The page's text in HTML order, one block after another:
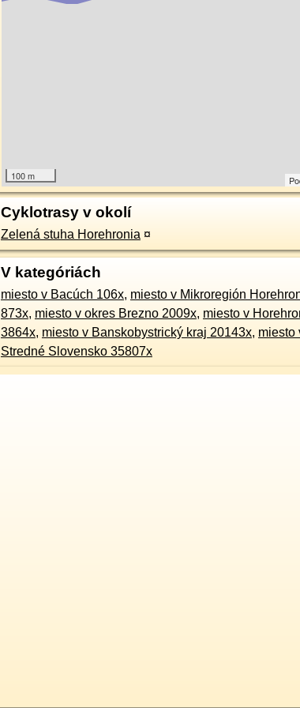
100 m
Cyklotrasy v okolí
Zelená stuha Horehronia ¤
V kategóriách
miesto v Bacúch 106x, miesto v Mikroregión
873x, miesto v okres Brezno 2009x, miesto v
3864x, miesto v Banskobystrický kraj 20143x, miesto
Stredné Slovensko 35807x